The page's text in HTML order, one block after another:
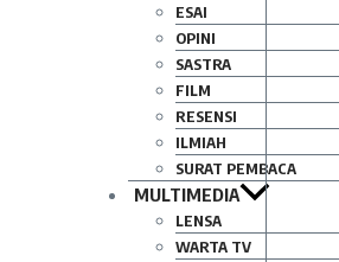
ESAI
OPINI
SASTRA
FILM
RESENSI
ILMIAH
SURAT PEMBACA
MULTIMEDIA
LENSA
WARTA TV